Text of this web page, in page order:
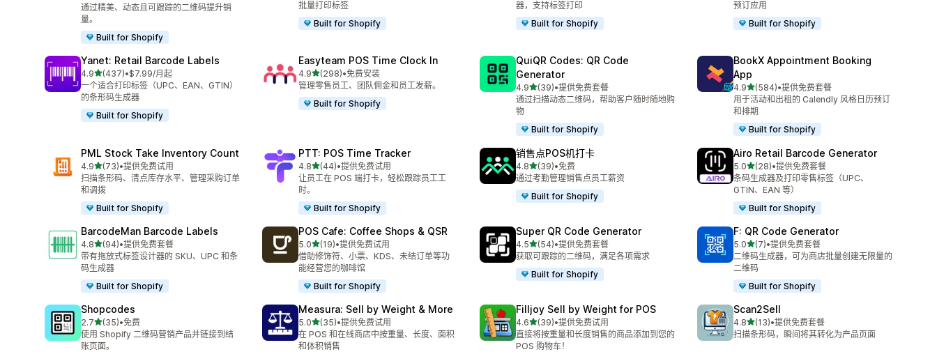
通过精美、动态且可跟踪的二维码提升销
量。
Built for Shopify
批量打印标签
Built for Shopify
器，支持标签打印
Built for Shopify
预订应用
Built for Shopify
Yanet: Retail Barcode Labels
4.9星（满分 5 星）
(437)
总共 437 条评论
•$7.99/月起
一个适合打印标签（UPC、EAN、GTIN）
的条形码生成器
Built for Shopify
Easyteam POS Time Clock In
4.9星（满分 5 星）
(298)
总共 298 条评论
•免费安装
管理零售员工、团队佣金和员工发薪。
Built for Shopify
QuiQR Codes: QR Code
Generator
4.9星（满分 5 星）
(39)
总共 39 条评论
•提供免费套餐
通过扫描动态二维码，帮助客户随时随地购
物
Built for Shopify
BookX Appointment Booking
App
4.9星（满分 5 星）
(584)
总共 584 条评论
•提供免费套餐
用于活动和出租的 Calendly 风格日历预订
和排期
Built for Shopify
PML Stock Take Inventory Count
4.9星（满分 5 星）
(73)
总共 73 条评论
•提供免费试用
扫描条形码、清点库存水平、管理采购订单
和调拨
Built for Shopify
PTT: POS Time Tracker
4.8星（满分 5 星）
(44)
总共 44 条评论
•提供免费试用
让员工在 POS 端打卡，轻松跟踪员工工
时。
Built for Shopify
销售点POS机打卡
4.8星（满分 5 星）
(39)
总共 39 条评论
•免费
通过考勤管理销售点员工薪资
Built for Shopify
Airo Retail Barcode Generator
5.0星（满分 5 星）
(28)
总共 28 条评论
•提供免费套餐
条码生成器及打印零售标签（UPC、
GTIN、EAN 等）
Built for Shopify
BarcodeMan Barcode Labels
4.8星（满分 5 星）
(94)
总共 94 条评论
•提供免费套餐
带有拖放式标签设计器的 SKU、UPC 和条
码生成器
Built for Shopify
POS Cafe: Coffee Shops & QSR
5.0星（满分 5 星）
(19)
总共 19 条评论
•提供免费试用
借助修饰符、小票、KDS、未结订单等功
能经营您的咖啡馆
Built for Shopify
Super QR Code Generator
4.5星（满分 5 星）
(54)
总共 54 条评论
•提供免费套餐
获取可跟踪的二维码，满足各项需求
Built for Shopify
F: QR Code Generator
5.0星（满分 5 星）
(7)
总共 7 条评论
•提供免费套餐
二维码生成器，可为商店批量创建无限量的
二维码
Built for Shopify
Shopcodes
2.7星（满分 5 星）
(35)
总共 35 条评论
•免费
使用 Shopify 二维码营销产品并链接到结
账页面。
Measura: Sell by Weight & More
5.0星（满分 5 星）
(35)
总共 35 条评论
•提供免费试用
在 POS 和在线商店中按重量、长度、面积
和体积销售
Filljoy Sell by Weight for POS
4.6星（满分 5 星）
(39)
总共 39 条评论
•提供免费试用
直接将按重量和长度销售的商品添加到您的
POS 购物车！
Scan2Sell
4.8星（满分 5 星）
(13)
总共 13 条评论
•提供免费套餐
扫描条形码，瞬间将其转化为产品页面